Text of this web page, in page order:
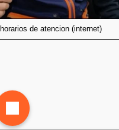
de atencion (internet)